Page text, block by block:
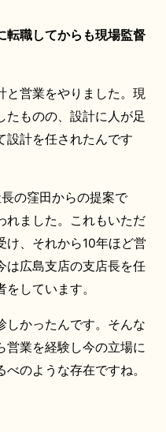
職してからも現場監督
と営業をやりました。現
たものの、設計に人が足
設計を任されたんです
の窪田からの提案で
れました。これもいただ
け、それから10年ほど営
は広島支店の支店長を任
しています。
しかったんです。そんな
営業を経験し今の立場に
のような存在ですね。